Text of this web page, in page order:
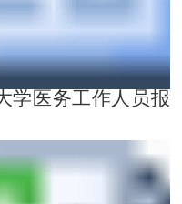
学医务工作人员报